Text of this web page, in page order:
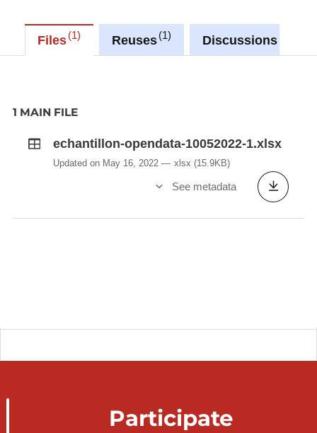
Files 1 Reuses 1 Discussions
1 MAIN FILE
echantillon-opendata-10052022-1.xlsx
Updated on May 16, 2022 xlsx (15.9KB)
See metadata
Participate